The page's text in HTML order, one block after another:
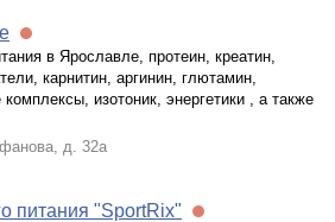
в Ярославле, протеин, креатин,
карнитин, аргинин, глютамин,
изотоник, энергетики , а также
д. 32а
питания "SportRix"